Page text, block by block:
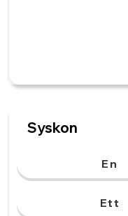
Syskon
En
Ett